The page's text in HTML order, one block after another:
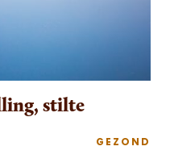
stilte
GEZOND